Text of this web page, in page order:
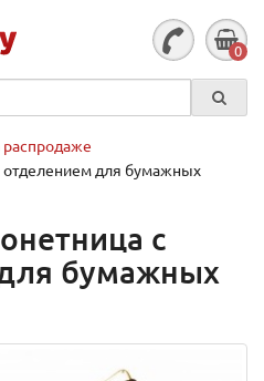
0
отделением для бумажных
с
бумажных